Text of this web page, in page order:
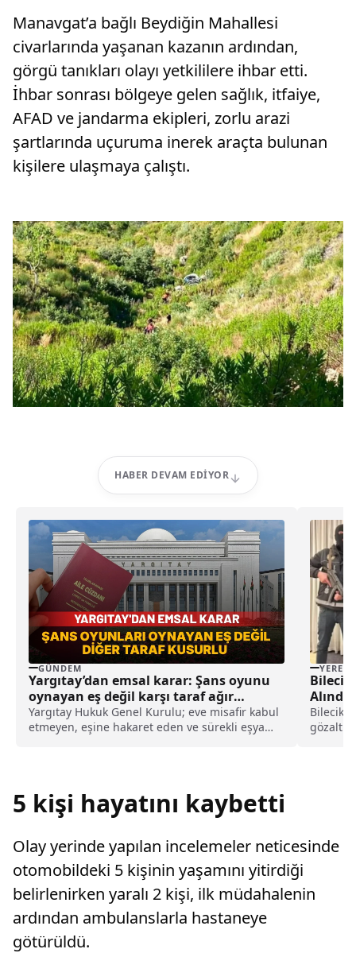
Manavgat’a bağlı Beydiğin Mahallesi
civarlarında yaşanan kazanın ardından,
görgü tanıkları olayı yetkililere ihbar etti.
İhbar sonrası bölgeye gelen sağlık, itfaiye,
AFAD ve jandarma ekipleri, zorlu arazi
şartlarında uçuruma inerek araçta bulunan
kişilere ulaşmaya çalıştı.
HABER DEVAM EDIYOR
GÜNDEM
Yargıtay’dan emsal karar: Şans oyunu
oynayan eş değil karşı taraf ağır
kusurlu sayıldı
Yargıtay Hukuk Genel Kurulu; eve misafir kabul
etmeyen, eşine hakaret eden ve sürekli eşya
YEREL
Alındı
5 kişi hayatını kaybetti
Olay yerinde yapılan incelemeler neticesinde
otomobildeki 5 kişinin yaşamını yitirdiği
belirlenirken yaralı 2 kişi, ilk müdahalenin
ardından ambulanslarla hastaneye
götürüldü.